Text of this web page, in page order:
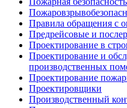
Правила обращения с
Предрейсовые и
Проектирование в
Проектирование и
производственных
Проектирование
Проектировщики
Производственный